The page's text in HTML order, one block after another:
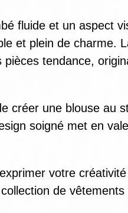
fluide et un aspect
et plein de charme.
tendance,
créer une blouse au
soigné met en
votre
de